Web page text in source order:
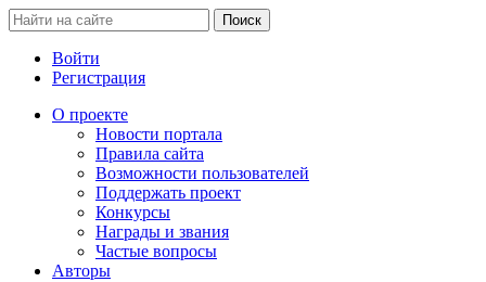
Войти
Регистрация
О проекте
Новости портала
Правила сайта
Возможности пользователей
Поддержать проект
Конкурсы
Награды и звания
Частые вопросы
Авторы